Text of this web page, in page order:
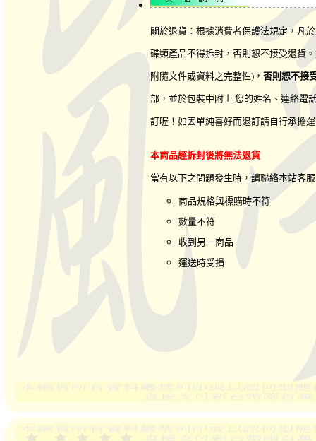
關於退貨：根據消費者保護法規定，凡
碟類產品不得拆封，否則恕不接受退貨
附隨文件或資料之完整性)， 否則恕不接
部，並於包裝中附上 您的姓名、連絡電
訂喔！如因單純喜好而退訂請自行承擔
本商品經拆封後將無法退貨
當有以下之問題發生時，請聯絡本站客
商品規格與標購時不符
數量不符
收到另一商品
運送時受損